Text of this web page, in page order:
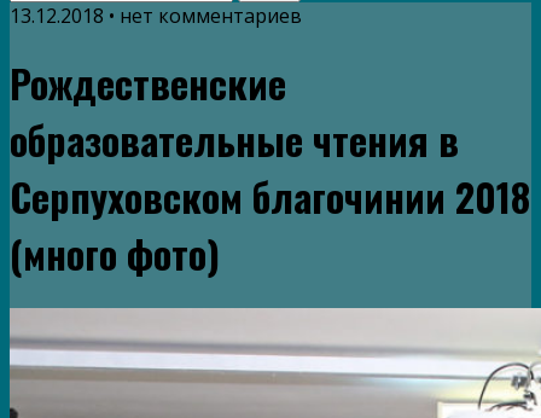
13.12.2018 • нет комментариев
Рождественские
образовательные чтения в
Серпуховском благочинии 2018
(много фото)